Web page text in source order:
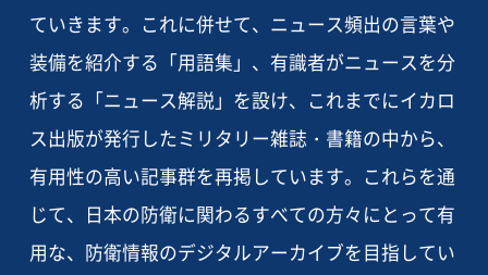
ていきます。これに併せて、ニュース頻出の言葉や
装備を紹介する「用語集」、有識者がニュースを分
析する「ニュース解説」を設け、これまでにイカロ
ス出版が発行したミリタリー雑誌・書籍の中から、
有用性の高い記事群を再掲しています。これらを通
じて、日本の防衛に関わるすべての方々にとって有
用な、防衛情報のデジタルアーカイブを目指してい